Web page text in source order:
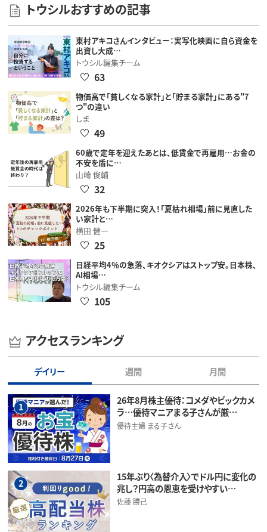
トウシルおすすめの記事
東村アキコさんインタビュー：実写化映画に自ら資金を
出資し大成…
トウシル編集チーム
63
物価高で「貧しくなる家計」と「貯まる家計」にある"7
つ"の違い
しま
49
60歳で定年を迎えたあとは、低賃金で再雇用…お金の
不安を盾に…
山崎 俊輔
32
2026年も下半期に突入！「夏枯れ相場」前に見直した
い家計と…
横田 健一
25
日経平均4％の急落、キオクシアはストップ安。日本株、
AI相場…
トウシル編集チーム
105
アクセスランキング
デイリー 週間 月間
1
26年8月株主優待：コメダやビックカメ
ラ…優待マニアまる子さんが厳…
優待主婦 まる子さん
2
15年ぶり〈為替介入〉でドル円に変化の
兆し？円高の恩恵を受けやすい…
佐藤 勝己